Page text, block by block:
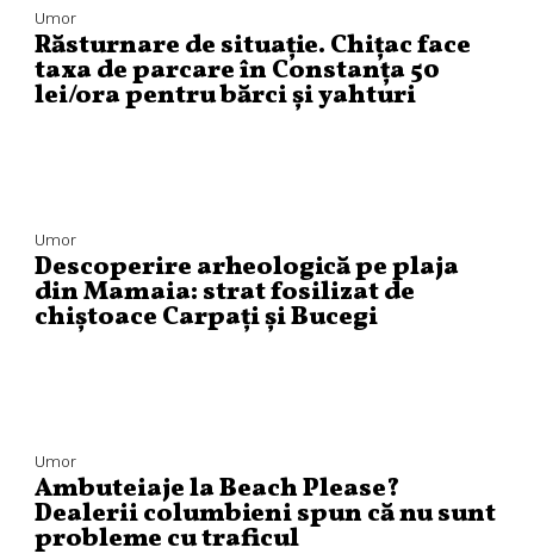
Umor
Răsturnare de situație. Chițac face
taxa de parcare în Constanța 50
lei/ora pentru bărci și yahturi
Umor
Descoperire arheologică pe plaja
din Mamaia: strat fosilizat de
chiștoace Carpați și Bucegi
Umor
Ambuteiaje la Beach Please?
Dealerii columbieni spun că nu sunt
probleme cu traficul